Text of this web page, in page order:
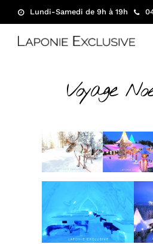
Lundi-Samedi de 9h à 19h
Voyage